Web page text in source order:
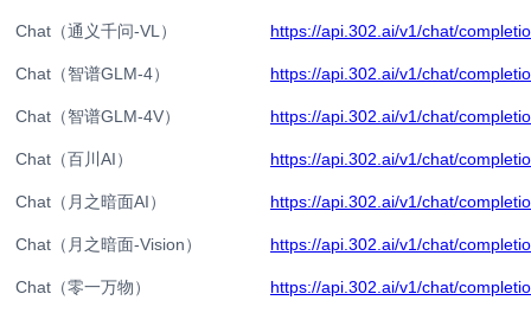
Chat（通义千问-VL） https://api.302.ai/v1/chat/
Chat（智谱GLM-4） https://api.302.ai/v1/chat/
Chat（智谱GLM-4V） https://api.302.ai/v1/chat/
Chat（百川AI） https://api.302.ai/v1/chat/
Chat（月之暗面AI） https://api.302.ai/v1/chat/
Chat（月之暗面-Vision） https://api.302.ai/v1/chat/
Chat（零一万物） https://api.302.ai/v1/chat/